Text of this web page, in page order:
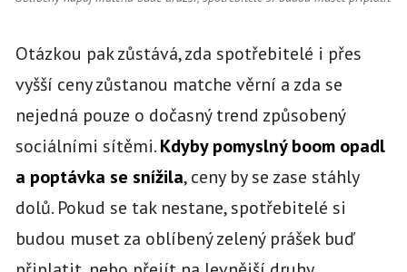
Otázkou pak zůstává, zda spotřebitelé i přes
vyšší ceny zůstanou matche věrní a zda se
nejedná pouze o dočasný trend způsobený
sociálními sítěmi.Kdyby pomyslný boom opadl
a poptávka se snížila, ceny by se zase stáhly
dolů. Pokud se tak nestane, spotřebitelé si
budou muset za oblíbený zelený prášek buď